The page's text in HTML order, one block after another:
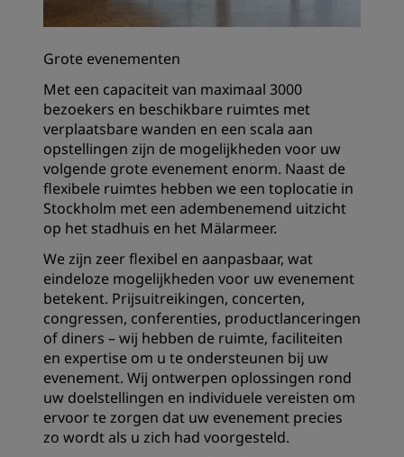
Grote evenementen
Met een capaciteit van maximaal 3000
bezoekers en beschikbare ruimtes met
verplaatsbare wanden en een scala aan
opstellingen zijn de mogelijkheden voor uw
volgende grote evenement enorm. Naast de
flexibele ruimtes hebben we een toplocatie in
Stockholm met een adembenemend uitzicht
op het stadhuis en het Mälarmeer.
We zijn zeer flexibel en aanpasbaar, wat
eindeloze mogelijkheden voor uw evenement
betekent. Prijsuitreikingen, concerten,
congressen, conferenties, productlanceringen
of diners – wij hebben de ruimte, faciliteiten
en expertise om u te ondersteunen bij uw
evenement. Wij ontwerpen oplossingen rond
uw doelstellingen en individuele vereisten om
ervoor te zorgen dat uw evenement precies
zo wordt als u zich had voorgesteld.